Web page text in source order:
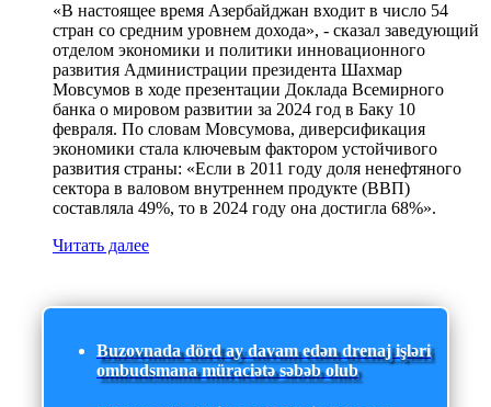
«В настоящее время Азербайджан входит в число 54
стран со средним уровнем дохода», - сказал заведующий
отделом экономики и политики инновационного
развития Администрации президента Шахмар
Мовсумов в ходе презентации Доклада Всемирного
банка о мировом развитии за 2024 год в Баку 10
февраля. По словам Мовсумова, диверсификация
экономики стала ключевым фактором устойчивого
развития страны: «Если в 2011 году доля ненефтяного
сектора в валовом внутреннем продукте (ВВП)
составляла 49%, то в 2024 году она достигла 68%».
Читать далее
Buzovnada dörd ay davam edən drenaj işləri
ombudsmana müraciətə səbəb olub